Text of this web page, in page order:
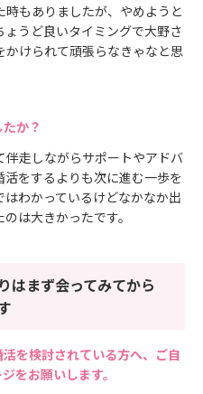
もありましたが、やめようと
うど良いタイミングで大野さ
けられて頑張らなきゃなと思
か？
走しながらサポートやアドバ
をするよりも次に進む一歩を
わかっているけどなかなか出
は大きかったです。
はまず会ってみてから
を検討されている方へ、ご自
をお願いします。